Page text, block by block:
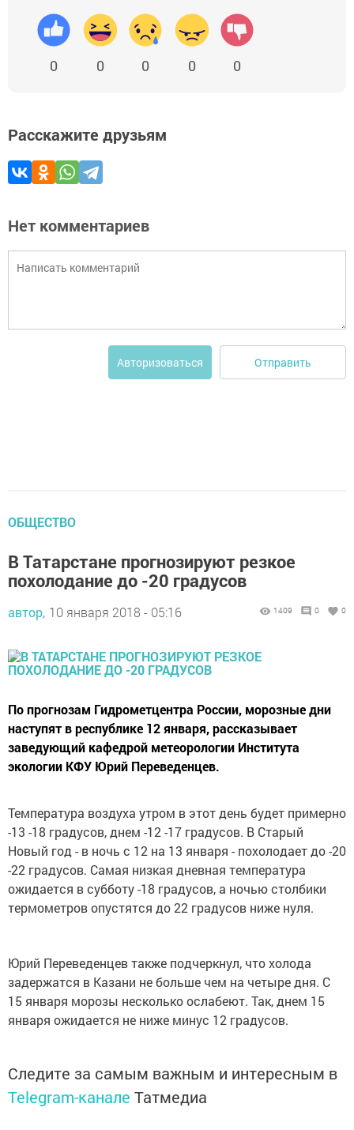
0 0 0 0 0
Расскажите друзьям
Нет комментариев
Авторизоваться Отправить
ОБЩЕСТВО
В Татарстане прогнозируют резкое
похолодание до -20 градусов
автор, 10 января 2018 - 05:16 1409 0 0
По прогнозам Гидрометцентра России, морозные дни
наступят в республике 12 января, рассказывает
заведующий кафедрой метеорологии Института
экологии КФУ Юрий Переведенцев.
Температура воздуха утром в этот день будет примерно
-13 -18 градусов, днем -12 -17 градусов. В Старый
Новый год - в ночь с 12 на 13 января - похолодает до -20
-22 градусов. Самая низкая дневная температура
ожидается в субботу -18 градусов, а ночью столбики
термометров опустятся до 22 градусов ниже нуля.
Юрий Переведенцев также подчеркнул, что холода
задержатся в Казани не больше чем на четыре дня. С
15 января морозы несколько ослабеют. Так, днем 15
января ожидается не ниже минус 12 градусов.
Следите за самым важным и интересным в
Telegram-канале Татмедиа